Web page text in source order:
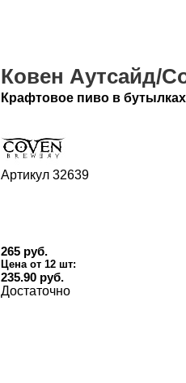
Ковен Аутсайд/
Крафтовое пиво в
Артикул 32639
265 руб.
Цена от 12 шт:
235.90 руб.
Достаточно